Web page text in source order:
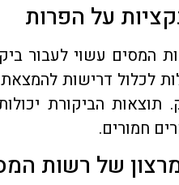
על הפרות
המסים עשוי לעבור
לכלול דרישות
הביקורת
חמורים.
מרצון של רשות